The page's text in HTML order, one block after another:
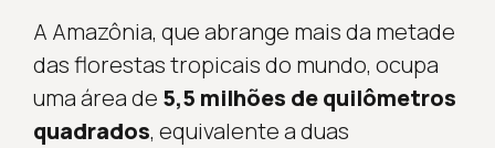
A Amazônia, que abrange mais da metade
das florestas tropicais do mundo, ocupa
uma área de 5,5 milhões de quilômetros
quadrados, equivalente a duas